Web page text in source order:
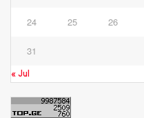
24 25 26
31
« Jul